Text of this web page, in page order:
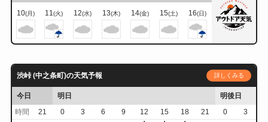
10(月) 11(火) 12(水) 13(木) 14(金) 15(土) 16(日)
渋峠 (中之条町)の天気予報 詳しくみる
今日 明日
明後日
時間
21 0 3 6 9 12 15 18 21 0
3